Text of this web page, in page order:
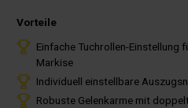
Vorteile
Einfache Tuchrollen-Einstellung
Markise
Individuell einstellbare
Robuste Gelenkarme mit